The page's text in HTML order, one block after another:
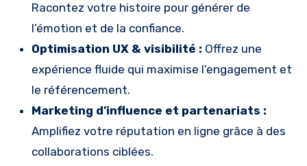
Racontez votre histoire pour générer de
l’émotion et de la confiance.
Optimisation UX & visibilité : Offrez une
expérience fluide qui maximise l’engagement et
le référencement.
Marketing d’influence et partenariats :
Amplifiez votre réputation en ligne grâce à des
collaborations ciblées.